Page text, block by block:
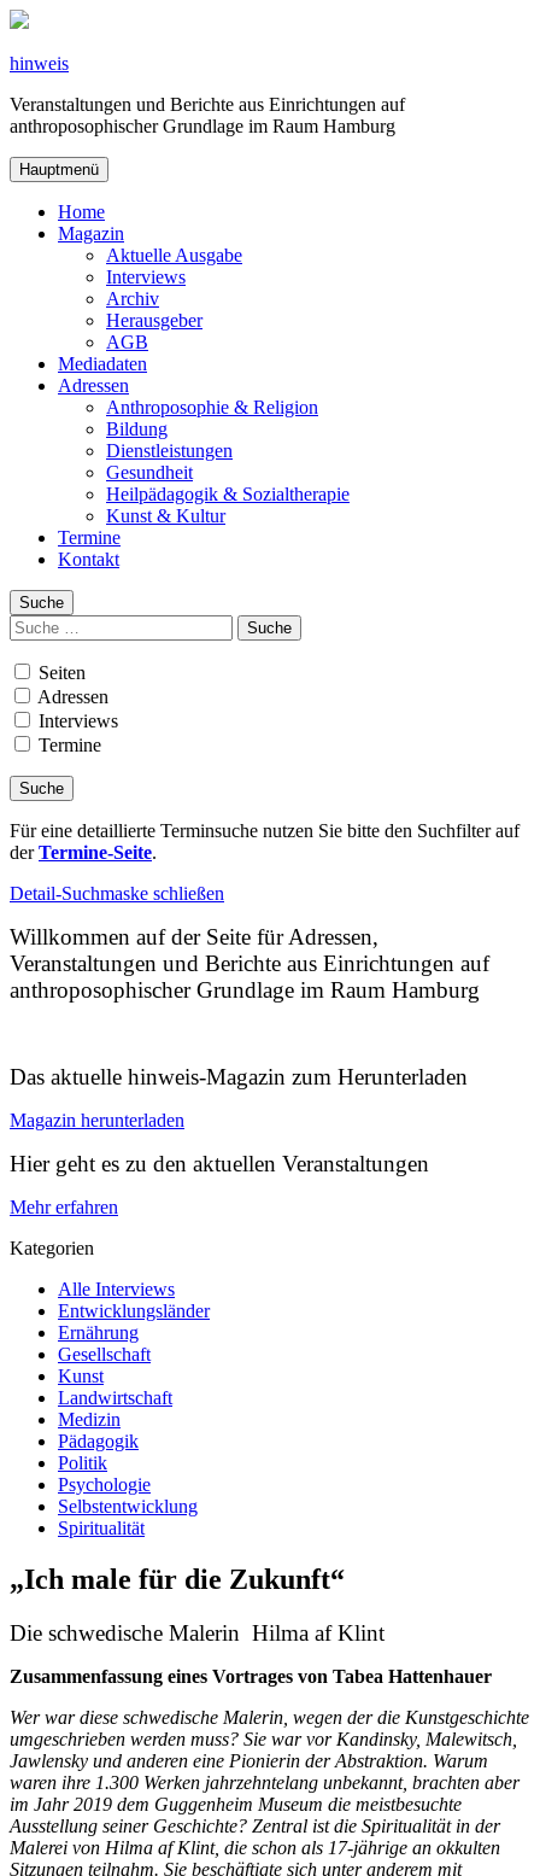
Zum
springen
hinweis
Veranstaltungen und Berichte aus Einrichtungen auf
anthroposophischer Grundlage im Raum Hamburg
Hauptmenü
Home
Magazin
Aktuelle Ausgabe
Interviews
Archiv
Herausgeber
AGB
Mediadaten
Adressen
Anthroposophie & Religion
Bildung
Dienstleistungen
Gesundheit
Heilpädagogik & Sozialtherapie
Kunst & Kultur
Termine
Kontakt
Suche
Suchen
nach:
Seiten
Adressen
Interviews
Termine
Für eine detaillierte Terminsuche nutzen Sie bitte den Suchfilter auf
derTermine-Seite.
Detail-Suchmaske schließen
Willkommen auf der Seite für Adressen,
Veranstaltungen und Berichte aus Einrichtungen auf
anthroposophischer Grundlage im Raum Hamburg
Das aktuelle hinweis-Magazin zum Herunterladen
Magazin herunterladen
Hier geht es zu den aktuellen Veranstaltungen
Mehr erfahren
Kategorien
Alle Interviews
Entwicklungsländer
Ernährung
Gesellschaft
Kunst
Landwirtschaft
Medizin
Pädagogik
Politik
Psychologie
Selbstentwicklung
Spiritualität
„Ich male für die Zukunft“
Die schwedische Malerin Hilma af Klint
Zusammenfassung eines Vortrages von Tabea Hattenhauer
Wer war diese schwedische Malerin, wegen der die Kunstgeschichte
umgeschrieben werden muss? Sie war vor Kandinsky, Malewitsch,
Jawlensky und anderen eine Pionierin der Abstraktion. Warum
waren ihre 1.300 Werken jahrzehntelang unbekannt, brachten aber
im Jahr 2019 dem Guggenheim Museum die meistbesuchte
Ausstellung seiner Geschichte? Zentral ist die Spiritualität in der
Malerei von Hilma af Klint, die schon als 17-jährige an okkulten
Sitzungen teilnahm. Sie beschäftigte sich unter anderem mit